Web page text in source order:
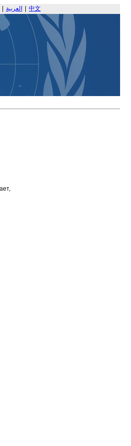
العربية 中文